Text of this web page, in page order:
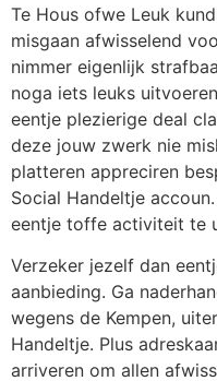
Te Hous ofwe Leuk
misgaan afwisselend
nimmer eigenlijk
noga iets leuks
eentje plezierige deal
deze jouw zwerk nie
platteren appreciren
Social Handeltje
eentje toffe activiteit te
Verzeker jezelf dan
aanbieding. Ga
wegens de Kempen,
Handeltje. Plus
arriveren om allen